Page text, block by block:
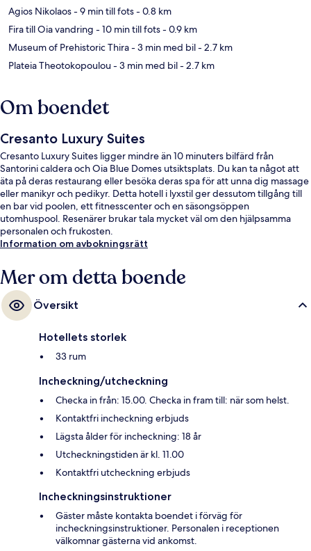
Agios Nikolaos- 9 min till fots- 0.8 km
Fira till Oia vandring - 10 min till fots- 0.9 km
Museum of Prehistoric Thira- 3 min med bil- 2.7 km
Plateia Theotokopoulou- 3 min med bil- 2.7 km
Om boendet
Cresanto Luxury Suites
Cresanto Luxury Suites ligger mindre än 10 minuters bilfärd från
Santorini caldera och Oia Blue Domes utsiktsplats. Du kan ta något att
äta på deras restaurang eller besöka deras spa för att unna dig massage
eller manikyr och pedikyr. Detta hotell i lyxstil ger dessutom tillgång till
en bar vid poolen, ett fitnesscenter och en säsongsöppen
utomhuspool. Resenärer brukar tala mycket väl om den hjälpsamma
personalen och frukosten.
Information om avbokningsrätt
Mer om detta boende
Översikt
Hotellets storlek
33 rum
Incheckning/utcheckning
Checka in från: 15.00. Checka in fram till: när som helst.
Kontaktfri incheckning erbjuds
Lägsta ålder för incheckning: 18 år
Utcheckningstiden är kl. 11.00
Kontaktfri utcheckning erbjuds
Incheckningsinstruktioner
Gäster måste kontakta boendet i förväg för
incheckningsinstruktioner. Personalen i receptionen
välkomnar gästerna vid ankomst.